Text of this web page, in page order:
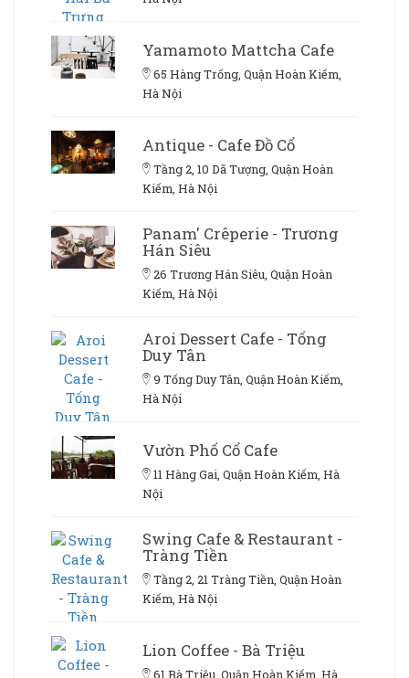
Yamamoto Mattcha Cafe
65 Hàng Trống, Quận Hoàn Kiếm,
Hà Nội
Antique - Cafe Đồ Cổ
Tầng 2, 10 Dã Tượng, Quận Hoàn
Kiếm, Hà Nội
Panam' Crêperie - Trương
Hán Siêu
26 Trương Hán Siêu, Quận Hoàn
Kiếm, Hà Nội
Aroi Dessert Cafe - Tống
Duy Tân
9 Tống Duy Tân, Quận Hoàn Kiếm,
Hà Nội
Vườn Phố Cổ Cafe
11 Hàng Gai, Quận Hoàn Kiếm, Hà
Nội
Swing Cafe & Restaurant -
Tràng Tiền
Tầng 2, 21 Tràng Tiền, Quận Hoàn
Kiếm, Hà Nội
Lion Coffee - Bà Triệu
61 Bà Triệu, Quận Hoàn Kiếm, Hà